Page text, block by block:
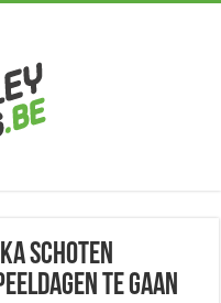
Schoten
te gaan